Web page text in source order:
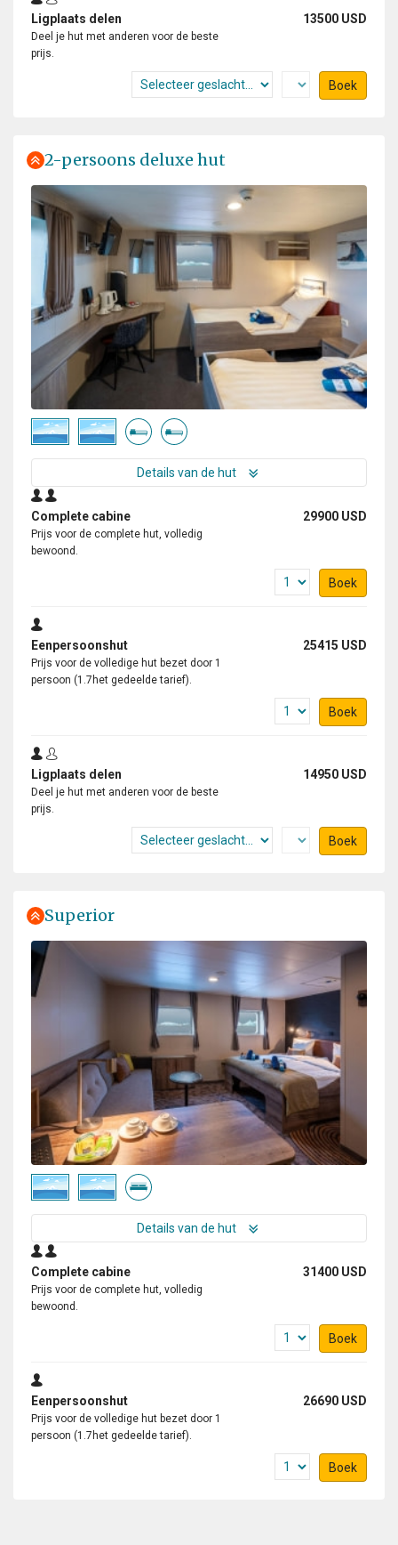
Ligplaats delen 13500 USD
Deel je hut met anderen voor de beste
prijs.
Boek
2-persoons deluxe hut
Details van de hut
Complete cabine 29900 USD
Prijs voor de complete hut, volledig
bewoond.
Boek
Eenpersoonshut 25415 USD
Prijs voor de volledige hut bezet door 1
persoon (1.7het gedeelde tarief).
Boek
Ligplaats delen 14950 USD
Deel je hut met anderen voor de beste
prijs.
Boek
Superior
Details van de hut
Complete cabine 31400 USD
Prijs voor de complete hut, volledig
bewoond.
Boek
Eenpersoonshut 26690 USD
Prijs voor de volledige hut bezet door 1
persoon (1.7het gedeelde tarief).
Boek